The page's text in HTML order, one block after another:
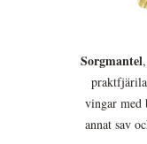
Sorgmantel,
vingar med
annat sav